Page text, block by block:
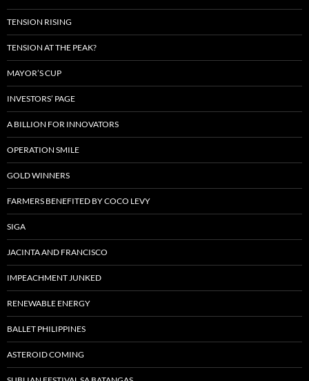
TENSION RISING
TENSION AT THE PEAK?
MAYOR’S CUP
INVESTORS’ PAGE
A BILLION FOR INNOVATORS
OPERATION SMILE
GOLD WINNERS
FARMERS BENEFITED BY COCO LEVY
SIGA
JACINTA AND FRANCISCO
IMPEACHMENT JUNKED
RENEWABLE ENERGY
BALLET PHILIPPINES
ASTEROID COMING